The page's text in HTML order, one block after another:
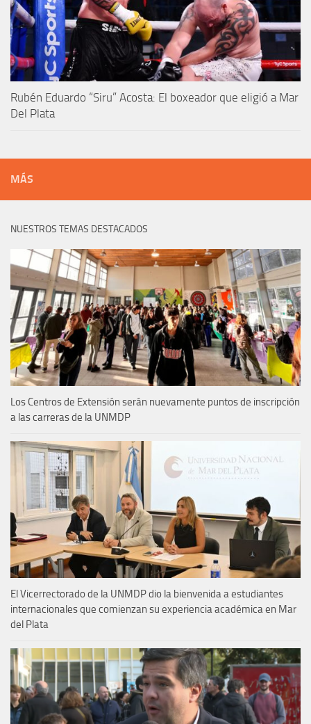
Rubén Eduardo “Siru” Acosta: El boxeador que eligió a Mar
Del Plata
MÁS
NUESTROS TEMAS DESTACADOS
Los Centros de Extensión serán nuevamente puntos de inscripción
a las carreras de la UNMDP
El Vicerrectorado de la UNMDP dio la bienvenida a estudiantes
internacionales que comienzan su experiencia académica en Mar
del Plata